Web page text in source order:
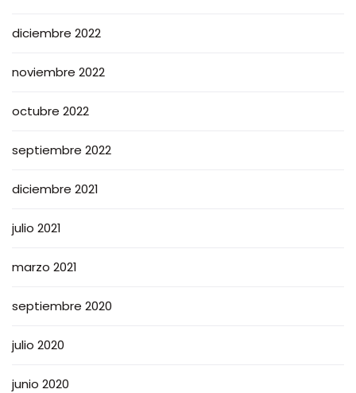
diciembre 2022
noviembre 2022
octubre 2022
septiembre 2022
diciembre 2021
julio 2021
marzo 2021
septiembre 2020
julio 2020
junio 2020